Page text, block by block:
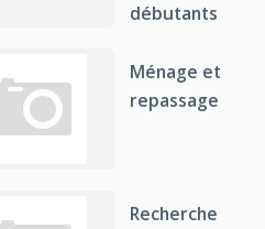
débutants
Ménage et
repassage
Recherche